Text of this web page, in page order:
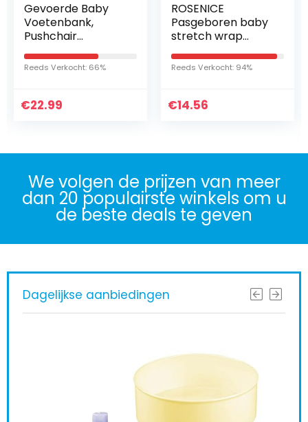
Gevoerde Baby
Voetenbank,
Pushchair
Voetenzak
Universele
Winter Winddicht
Reeds Verkocht: 66%
€22.99
ROSENICE
Pasgeboren baby
stretch wrap
(roze)
Reeds Verkocht: 94%
€14.56
We volgen de prijzen van meer
dan 20 populairste winkels om u
de beste deals te geven
Dagelijkse aanbiedingen